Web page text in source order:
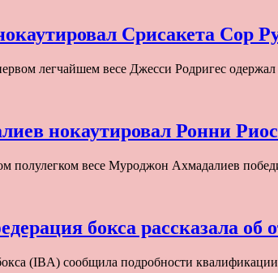
Срисакета Сор
легчайшем весе Джесси Родригес
нокаутировал Ронни
полулегком весе Муроджон Ахмадалиев
бокса рассказала
(IBA) сообщила подробности